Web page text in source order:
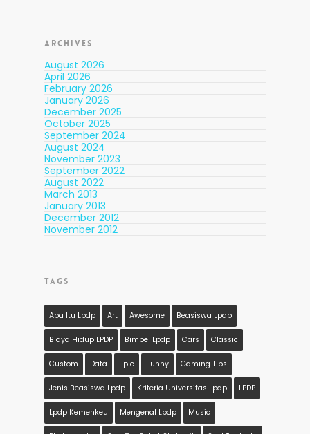
ARCHIVES
August 2026
April 2026
February 2026
January 2026
December 2025
October 2025
September 2024
August 2024
November 2023
September 2022
August 2022
March 2013
January 2013
December 2012
November 2012
TAGS
Apa Itu Lpdp Art Awesome Beasiswa Lpdp
Biaya Hidup LPDP Bimbel Lpdp Cars Classic
Custom Data Epic Funny Gaming Tips
Jenis Beasiswa Lpdp Kriteria Universitas Lpdp LPDP
Lpdp Kemenkeu Mengenal Lpdp Music